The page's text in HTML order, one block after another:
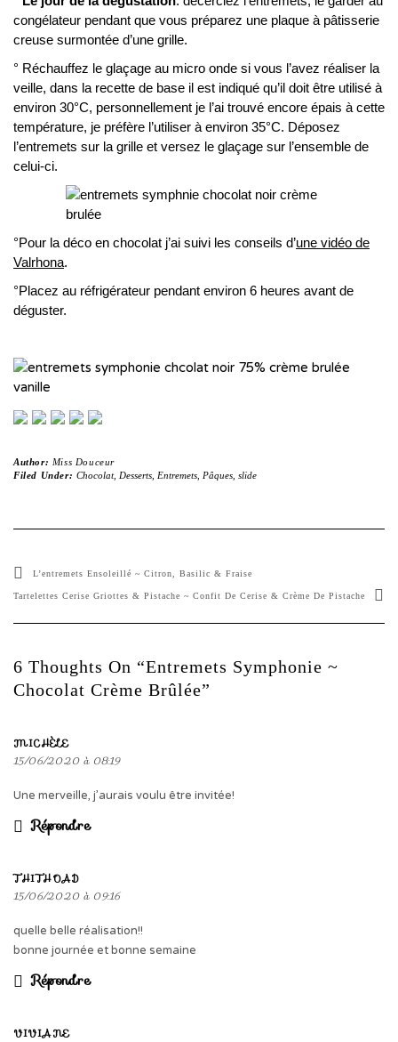
congélateur pendant que vous préparez une plaque à pâtisserie
creuse surmontée d’une grille.
° Réchauffez le glaçage au micro onde si vous l’avez réaliser la
veille, dans la recette de base il est indiqué qu’il doit être utilisé à
environ 30°C, personnellement je l’ai trouvé encore épais à cette
température, je préfère l’utiliser à environ 35°C. Déposez
l’entremets sur la grille et versez le glaçage sur l’ensemble de
celui-ci.
°Pour la déco en chocolat j’ai suivi les conseils d’une vidéo de
Valrhona.
°Placez au réfrigérateur pendant environ 6 heures avant de
déguster.
Author: Miss Douceur
Filed Under: Chocolat, Desserts, Entremets, Pâques, slide
L’entremets Ensoleillé ~ Citron, Basilic & Fraise
Tartelettes Cerise Griottes & Pistache ~ Confit De Cerise & Crème De Pistache
6 Thoughts On “Entremets Symphonie ~
Chocolat Crème Brûlée”
MICHÈLE
15/06/2020 à 08:19
Une merveille, j’aurais voulu être invitée!
Répondre
THITHOAD
15/06/2020 à 09:16
quelle belle réalisation!!
bonne journée et bonne semaine
Répondre
VIVIANE